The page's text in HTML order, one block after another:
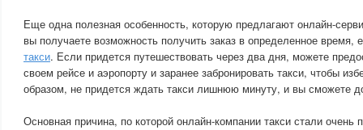
Еще одна полезная особенность, которую предлагают онлайн-
вы получаете возможность получить заказ в определенное время,
такси. Если придется путешествовать через два дня, можете
своем рейсе и аэропорту и заранее забронировать такси, чтобы
образом, не придется ждать такси лишнюю минуту, и вы сможете
Основная причина, по которой онлайн-компании такси стали очень